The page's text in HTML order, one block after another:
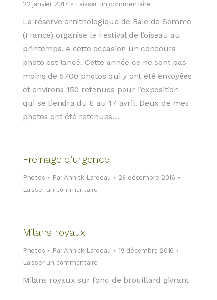
22 janvier 2017
Laisser un commentaire
La réserve ornithologique de Baie de Somme
(France) organise le Festival de l’oiseau au
printemps. A cette occasion un concours
photo est lancé. Cette année ce ne sont pas
moins de 5700 photos qui y ont été envoyées
et environs 150 retenues pour l’exposition
qui se tiendra du 8 au 17 avril. Deux de mes
photos ont été retenues…
Freinage d’urgence
Photos ParAnnick Lardeau
26 décembre 2016
Laisser un commentaire
Milans royaux
Photos ParAnnick Lardeau
19 décembre 2016
Laisser un commentaire
Milans royaux sur fond de brouillard givrant